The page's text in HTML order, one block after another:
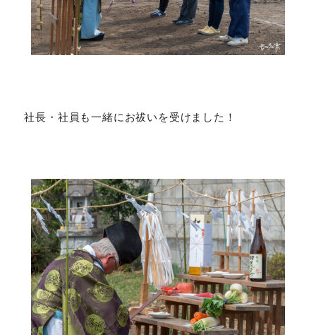
社長・社員も一緒にお祓いを受けました！